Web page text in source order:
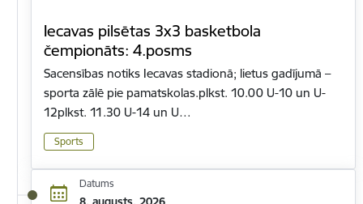
Iecavas pilsētas 3x3 basketbola
čempionāts: 4.posms
Sacensības notiks Iecavas stadionā; lietus gadījumā –
sporta zālē pie pamatskolas.plkst. 10.00 U-10 un U-
12plkst. 11.30 U-14 un U…
Sports
Datums